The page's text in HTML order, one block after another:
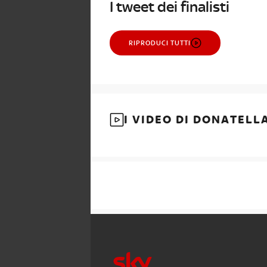
I tweet dei finalisti
RIPRODUCI TUTTI
I VIDEO DI